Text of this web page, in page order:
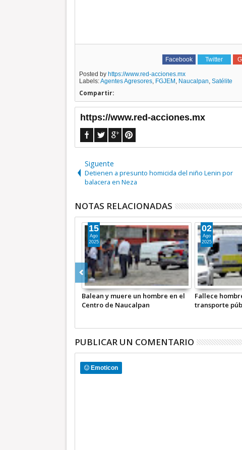
Facebook Twitter
Posted by https://www.red-acciones.mx
Labels:Agentes Agresores, FGJEM , Naucalpan, Satélite
Compartir:
https://www.red-acciones.mx
Siguente
Detienen a presunto homicida del niño Lenin por
balacera en Neza
NOTAS RELACIONADAS
Balean y muere un hombre en el
Centro de Naucalpan
15
Ago
2025
Fallece
transporte
02
Ago
2025
PUBLICAR UN COMENTARIO
Emoticon